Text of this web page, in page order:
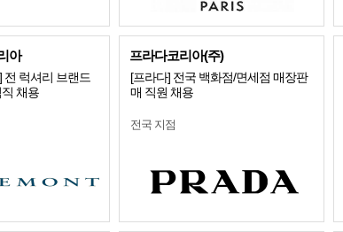
아
전 럭셔리 브랜드
채용
프라다코리아(주)
[프라다] 전국 백화점/면세점 매장판
매 직원 채용
전국 지점